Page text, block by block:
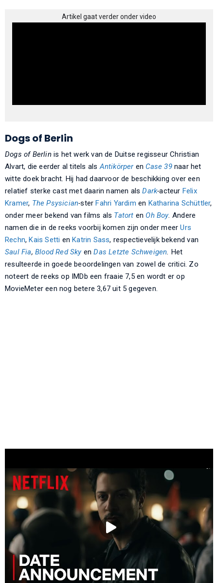
Artikel gaat verder onder video
Dogs of Berlin
Dogs of Berlin is het werk van de Duitse regisseur Christian
Alvart, die eerder al titels alsAntikörper en Case 39naar het
witte doek bracht. Hij had daarvoor de beschikking over een
relatief sterke cast met daarin namen alsDark-acteur Felix
Kramer, The Psysician-sterFahri Yardim en Katharina Schüttler,
onder meer bekend van films als Tatort en Oh Boy.Andere
namen die in de reeks voorbij komen zijn onder meerUrs
Rechn,Kais Setti enKatrin Sass, respectievelijk bekend van
Saul Fia,Blood Red Sky enDas Letzte Schweigen. Het
resulteerde in goede beoordelingen van zowel de critici. Zo
noteert de reeks op IMDb een fraaie 7,5 en wordt er op
MovieMeter een nog betere 3,67 uit 5 gegeven.